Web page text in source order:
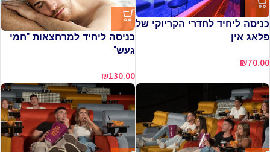
כניסה ליחיד לחדרי הקריוקי של
פלאג אין
₪70.00
כניסה ליחיד למרחצאות "חמי
געש"
₪130.00